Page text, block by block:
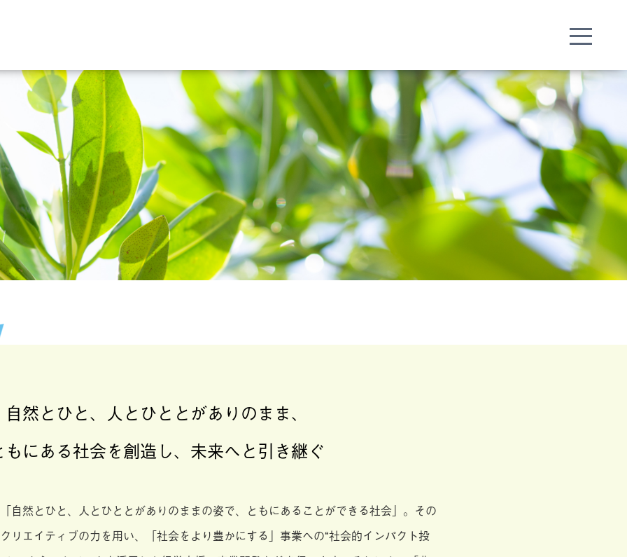
自然とひと、人とひととがありのまま、
もにある社会を創造し、未来へと引き継ぐ
自然とひと、人とひととがありのままの姿で、ともにあることができる社会」。その
リエイティブの力を用い、「社会をより豊かにする」事業への“社会的インパクト投